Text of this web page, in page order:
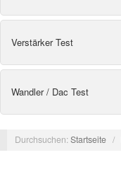
Verstärker Test
Wandler / Dac Test
Durchsuchen:Startseite /